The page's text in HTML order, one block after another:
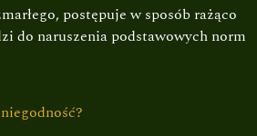
postępuje w sposób rażąco
do naruszenia podstawowych norm